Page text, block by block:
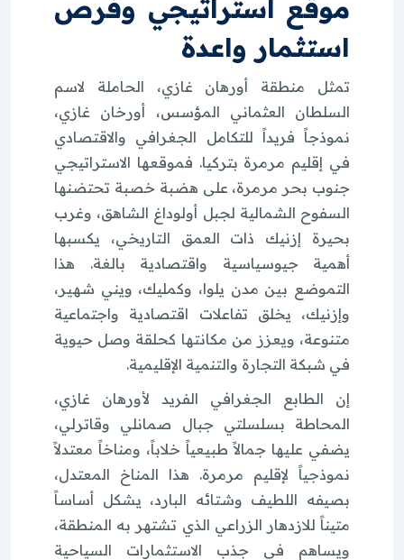
موقع استراتيجي وفرص
استثمار واعدة
تمثل منطقة أورهان غازي، الحاملة لاسم
السلطان العثماني المؤسس، أورخان غازي،
نموذجاً فريداً للتكامل الجغرافي والاقتصادي
في إقليم مرمرة بتركيا. فموقعها الاستراتيجي
جنوب بحر مرمرة، على هضبة خصبة تحتضنها
السفوح الشمالية لجبل أولوداغ الشاهق، وغرب
بحيرة إزنيك ذات العمق التاريخي، يكسبها
أهمية جيوسياسية واقتصادية بالغة. هذا
التموضع بين مدن يلوا، وكمليك، ويني شهير،
وإزنيك، يخلق تفاعلات اقتصادية واجتماعية
متنوعة، ويعزز من مكانتها كحلقة وصل حيوية
في شبكة التجارة والتنمية الإقليمية.
إن الطابع الجغرافي الفريد لأورهان غازي،
المحاطة بسلسلتي جبال صمانلي وقاترلي،
يضفي عليها جمالاً طبيعياً خلاباً، ومناخاً معتدلاً
نموذجياً لإقليم مرمرة. هذا المناخ المعتدل،
بصيفه اللطيف وشتائه البارد، يشكل أساساً
متيناً للازدهار الزراعي الذي تشتهر به المنطقة،
ويساهم في جذب الاستثمارات السياحية